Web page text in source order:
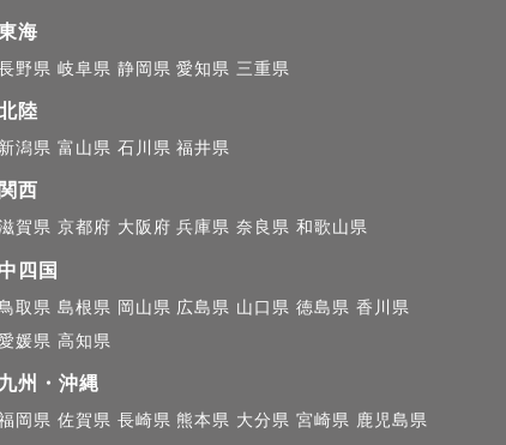
海
野県 岐阜県 静岡県 愛知県 三重県
陸
新潟県 富山県 石川県 福井県
関西
賀県 京都府 大阪府 兵庫県 奈良県 和歌山県
中四国
鳥取県 島根県 岡山県 広島県 山口県 徳島県 香川県
媛県 高知県
九州・沖縄
岡県 佐賀県 長崎県 熊本県 大分県 宮崎県 鹿児島県